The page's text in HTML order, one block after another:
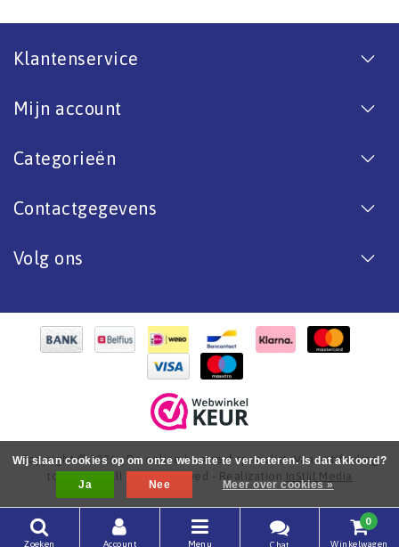
Klantenservice
Mijn account
Categorieën
Contactgegevens
Volg ons
Copyright © 2026 - De online bootverf specialist. Van antifouling
tot aflak. - All rights reserved - Realization InStijl Media
Zoeken Account Menu
0
Winkelwagen
Wij slaan cookies op om onze website te verbeteren. Is dat akkoord?
Ja
Nee Meer over cookies »